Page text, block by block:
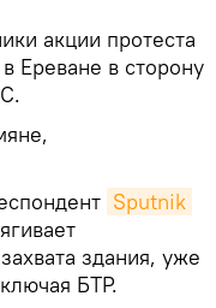
акции протеста
Ереване в сторону
Sputnik
здания, уже
БТР.